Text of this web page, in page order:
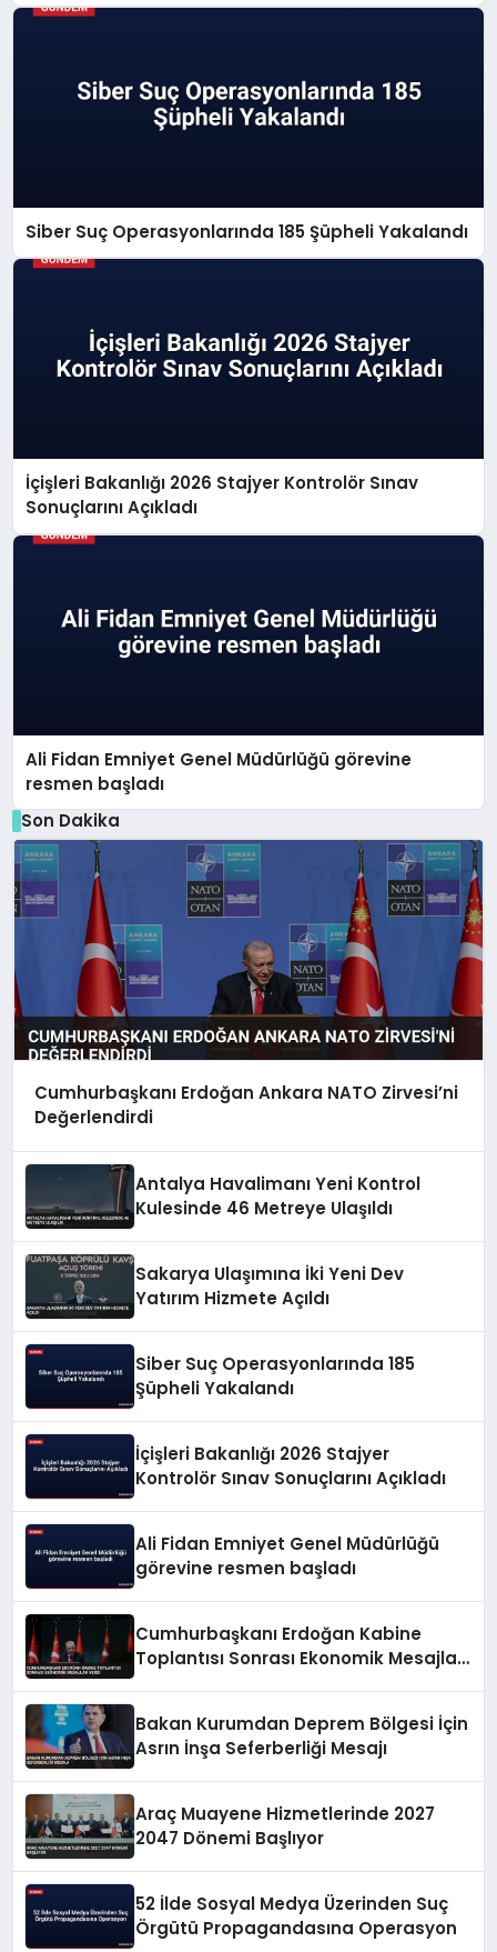
Siber Suç Operasyonlarında 185 Şüpheli Yakalandı
İçişleri Bakanlığı 2026 Stajyer Kontrolör Sınav
Sonuçlarını Açıkladı
Ali Fidan Emniyet Genel Müdürlüğü görevine
resmen başladı
Son Dakika
Cumhurbaşkanı Erdoğan Ankara NATO Zirvesi’ni
Değerlendirdi
Antalya Havalimanı Yeni Kontrol
Kulesinde 46 Metreye Ulaşıldı
Sakarya Ulaşımına İki Yeni Dev
Yatırım Hizmete Açıldı
Siber Suç Operasyonlarında 185
Şüpheli Yakalandı
İçişleri Bakanlığı 2026 Stajyer
Kontrolör Sınav Sonuçlarını Açıkladı
Ali Fidan Emniyet Genel Müdürlüğü
görevine resmen başladı
Cumhurbaşkanı Erdoğan Kabine
Toplantısı Sonrası Ekonomik Mesajlar
Bakan Kurumdan Deprem Bölgesi İçin
Asrın İnşa Seferberliği Mesajı
Araç Muayene Hizmetlerinde 2027
2047 Dönemi Başlıyor
52 İlde Sosyal Medya Üzerinden Suç
Örgütü Propagandasına Operasyon